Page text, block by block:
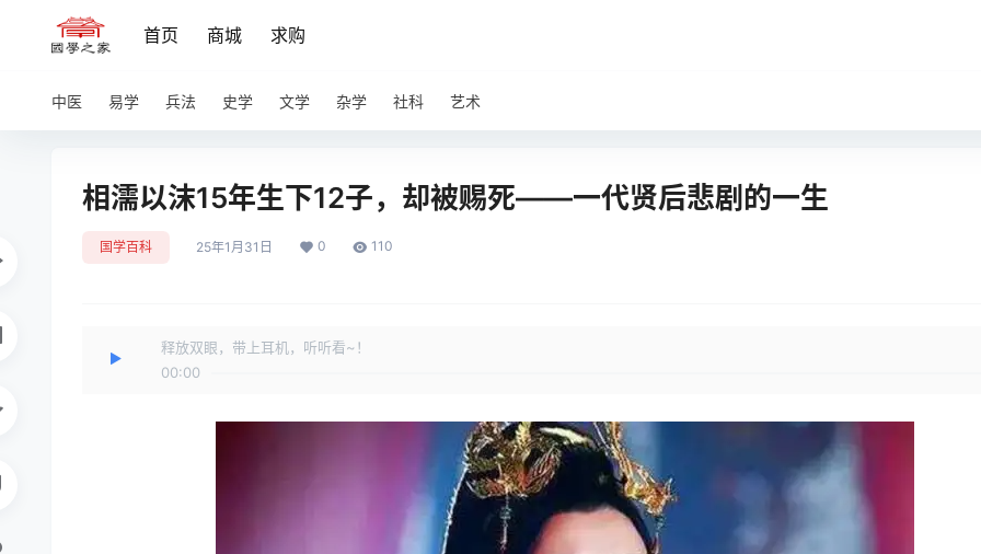
首页 商城 求购
中医 易学 兵法 史学 文学 杂学 社科 艺术
相濡以沫15年生下12子，却被赐死——一代贤后悲剧的一生
国学百科 25年1月31日 0 110
释放双眼，带上耳机，听听看~！
00:00